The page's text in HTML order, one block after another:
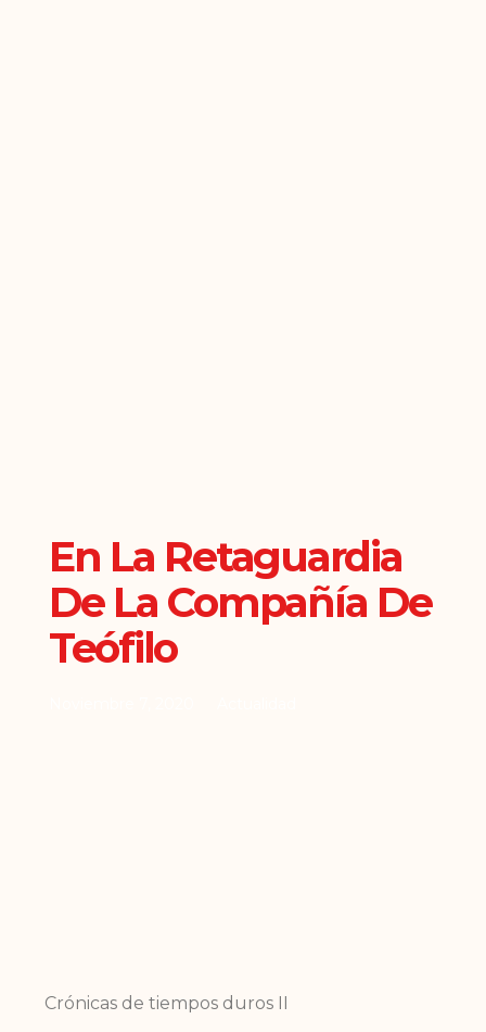
En La Retaguardia
De La Compañía De
Teófilo
Crónicas de tiempos duros II